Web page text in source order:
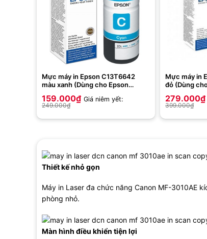
Mực máy in Epson C13T6642
màu xanh (Dùng cho Epson
159.000₫ Giá niêm yết:
249.000₫
Mực máy in
đỏ (Dùng
279.000₫
399.000₫
Thiết kế nhỏ gọn
Máy in Laser đa chức năng Canon MF-3010AE
phòng nhỏ.
Màn hình điều khiển tiện lợi